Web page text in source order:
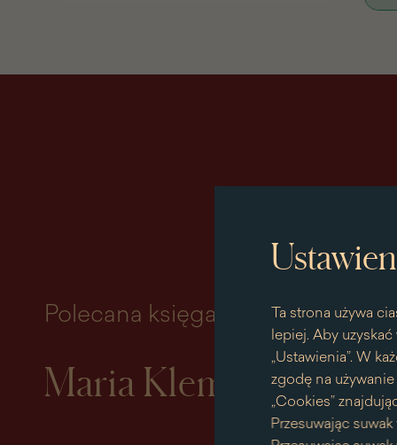
Ta strona używa
lepiej. Aby
„Ustawienia”. W
zgodę na
„Cookies”
Przesuwając
Polecana księga miesiąca
Maria Klementyna